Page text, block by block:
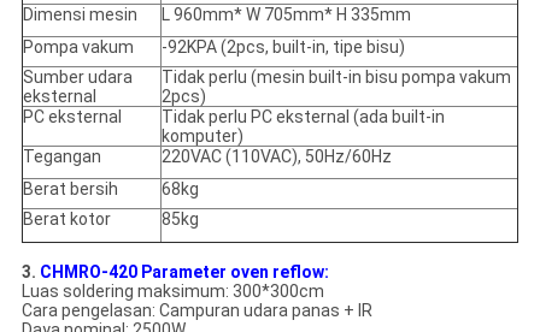
Dimensi mesin
L 960mm* W 705mm* H 335mm
Pompa vakum
-92KPA (2pcs, built-in, tipe bisu)
Sumber udara
eksternal
Tidak perlu (mesin built-in bisu pompa vakum
2pcs)
PC eksternal
Tidak perlu PC eksternal (ada built-in
komputer)
Tegangan
220VAC (110VAC), 50Hz/60Hz
Berat bersih
68kg
Berat kotor
85kg
3. CHMRO-420 Parameter oven reflow:
Luas soldering maksimum: 300*300cm
Cara pengelasan: Campuran udara panas + IR